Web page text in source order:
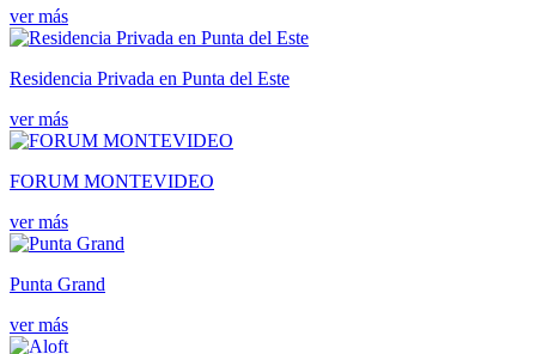
ver más
Residencia Privada en Punta del Este
ver más
FORUM MONTEVIDEO
ver más
Punta Grand
ver más